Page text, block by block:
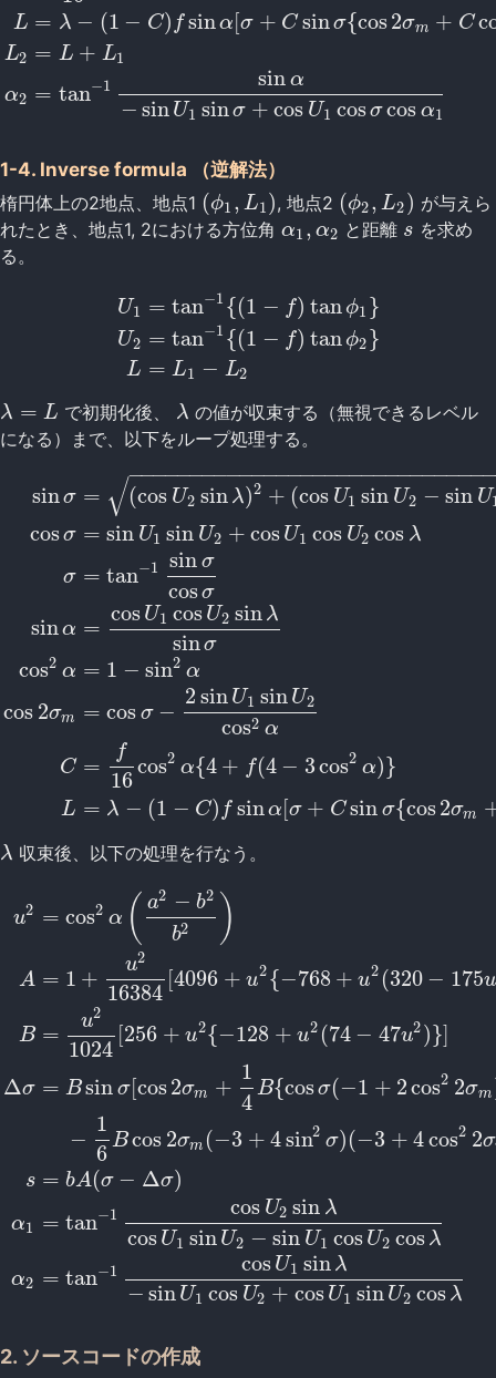
L
L2
α2
=
=
=
λ − (1 − C) f sinα [σ + C sinσ{cos2σm + C
L + L1
tan−1 sin α
− sin U1 sinσ + cos U1 cosσcos α1
1-4. Inverse formula （逆解法）
楕円体上の2地点、地点1 (ϕ1 , L1)
( ϕ1, L 1) , 地点2 (ϕ2, L2)
( ϕ2,L2)
が与えら
れたとき、地点1, 2における方位角 α1 , α2
α1, α 2 と距離 s
s を求め
る。
U1
U2
L
=
=
=
tan−1 {(1 − f) tan ϕ1 }
tan−1 {(1 − f) tan ϕ2}
L1 − L2
U1= tan−1{(1− f)tanϕ }U 2=tan−1{
λ = L
λ=L で初期化後、 λ
λ の値が収束する（無視できるレベル
になる）まで、以下をループ処理する。
sinσ
cosσ
σ
sinα
cos2 α
cos 2σm
C
L
=
=
=
=
=
=
=
=
(cos U2 sin λ)2 + (cos U1 sin U2 − sin U
−−−−−−−−−−−−−−−−−−−−−−−−−−−−−
√
sin U1 sin U2 + cos U1 cos U2 cos λ
tan−1 sin σ
cosσ
cos U1 cos U2 sin λ
sinσ
1 − sin2 α
cos σ −
2 sin U1 sin U2
cos2 α
f
16
cos2 α{4 + f(4 − 3cos2 α)}
λ − (1 − C) f sinα [σ + C sin σ{cos2σm
(cosU
λ
λ 収束後、以下の処理を行なう。
u2
A
B
Δσ
s
α1
α2
=
=
=
=
=
=
=
cos2 α ( a2 − b2
b2 )
1 +
u2
16384
[4096 + u2{−768 + u2 (320 − 175u
u2
1024
[256 + u2{−128 + u2 (74 − 47u2)}]
Bsin σ[cos2σm +
1
4
B{cosσ(−1 + 2cos2 2σm
−
1
6
Bcos 2σm (−3 + 4sin2 σ)(−3 + 4cos2 2σ
bA(σ − Δσ)
tan−1 cos U2 sin λ
cos U1 sin U2 − sin U1 cos U2 cos λ
tan−1 cos U1 sin λ
− sin U1 cos U2 + cos U1 sin U2 cos λ
u2= cos 2α (a2 −b2b2 )A=1 u 16384[4096 u2 {− 768+u 2(
2. ソースコードの作成